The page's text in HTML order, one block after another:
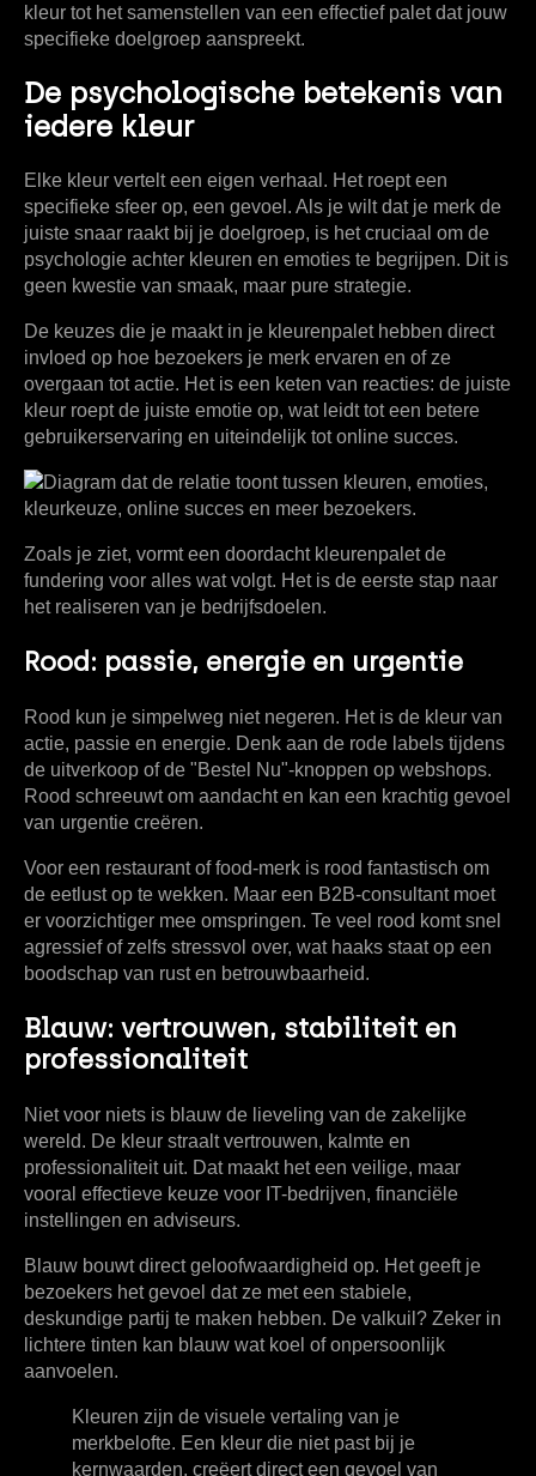
kleur tot het samenstellen van een effectief palet dat jouw
specifieke doelgroep aanspreekt.
De psychologische betekenis van
iedere kleur
Elke kleur vertelt een eigen verhaal. Het roept een
specifieke sfeer op, een gevoel. Als je wilt dat je merk de
juiste snaar raakt bij je doelgroep, is het cruciaal om de
psychologie achter kleuren en emoties te begrijpen. Dit is
geen kwestie van smaak, maar pure strategie.
De keuzes die je maakt in je kleurenpalet hebben direct
invloed op hoe bezoekers je merk ervaren en of ze
overgaan tot actie. Het is een keten van reacties: de juiste
kleur roept de juiste emotie op, wat leidt tot een betere
gebruikerservaring en uiteindelijk tot online succes.
Zoals je ziet, vormt een doordacht kleurenpalet de
fundering voor alles wat volgt. Het is de eerste stap naar
het realiseren van je bedrijfsdoelen.
Rood: passie, energie en urgentie
Rood kun je simpelweg niet negeren. Het is de kleur van
actie, passie en energie. Denk aan de rode labels tijdens
de uitverkoop of de "Bestel Nu"-knoppen op webshops.
Rood schreeuwt om aandacht en kan een krachtig gevoel
van urgentie creëren.
Voor een restaurant of food-merk is rood fantastisch om
de eetlust op te wekken. Maar een B2B-consultant moet
er voorzichtiger mee omspringen. Te veel rood komt snel
agressief of zelfs stressvol over, wat haaks staat op een
boodschap van rust en betrouwbaarheid.
Blauw: vertrouwen, stabiliteit en
professionaliteit
Niet voor niets is blauw de lieveling van de zakelijke
wereld. De kleur straaltvertrouwen, kalmte en
professionaliteituit. Dat maakt het een veilige, maar
vooral effectieve keuze voor IT-bedrijven, financiële
instellingen en adviseurs.
Blauw bouwt direct geloofwaardigheid op. Het geeft je
bezoekers het gevoel dat ze met een stabiele,
deskundige partij te maken hebben. De valkuil? Zeker in
lichtere tinten kan blauw wat koel of onpersoonlijk
aanvoelen.
Kleuren zijn de visuele vertaling van je
merkbelofte. Een kleur die niet past bij je
kernwaarden, creëert direct een gevoel van